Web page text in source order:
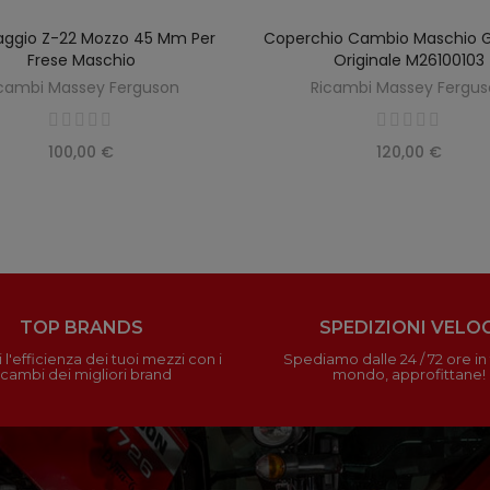
SCOPRIRE
Z-22 Mozzo 45 Mm Per
Frese Maschio
Massey Ferguson
100,00 €
SCOPRIRE
Coperchio Cambio Maschio
Originale M26100103
Ricambi Massey
120,00 €
TOP BRANDS
l'efficienza dei tuoi mezzi con i
dei migliori brand
SPEDIZIONI
Spediamo dalle 24 / 72 ore
mondo, approfittane!